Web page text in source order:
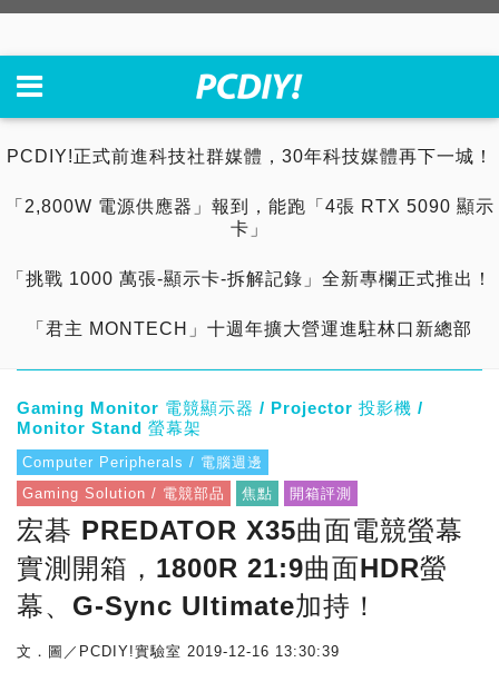
PCDIY!正式前進科技社群媒體，30年科技媒體再下一城！
「2,800W 電源供應器」報到，能跑「4張 RTX 5090 顯示
卡」
「挑戰 1000 萬張-顯示卡-拆解記錄」全新專欄正式推出！
「君主 MONTECH」十週年擴大營運進駐林口新總部
Gaming Monitor 電競顯示器 / Projector 投影機 /
Monitor Stand 螢幕架
Computer Peripherals / 電腦週邊
Gaming Solution / 電競部品
焦點 開箱評測
宏碁 PREDATOR X35曲面電競螢幕
實測開箱，1800R 21:9曲面HDR螢
幕、G-Sync Ultimate加持！
文．圖／PCDIY!實驗室 2019-12-16 13:30:39